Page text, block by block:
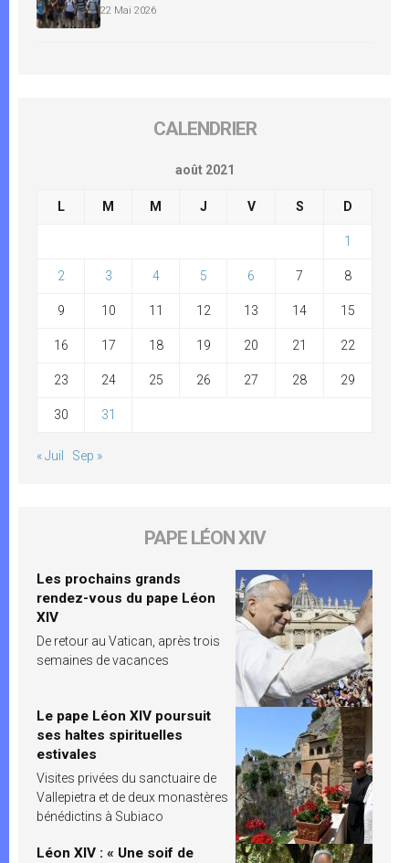
22 Mai 2026
CALENDRIER
août 2021
L M M J V S D
1
2 3 4 5 6 7 8
9 10 11 12 13 14 15
16 17 18 19 20 21 22
23 24 25 26 27 28 29
30 31
« Juil Sep »
PAPE LÉON XIV
Les prochains grands
rendez-vous du pape Léon
XIV
De retour au Vatican, après trois
semaines de vacances
Le pape Léon XIV poursuit
ses haltes spirituelles
estivales
Visites privées du sanctuaire de
Vallepietra et de deux monastères
bénédictins à Subiaco
Léon XIV : « Une soif de